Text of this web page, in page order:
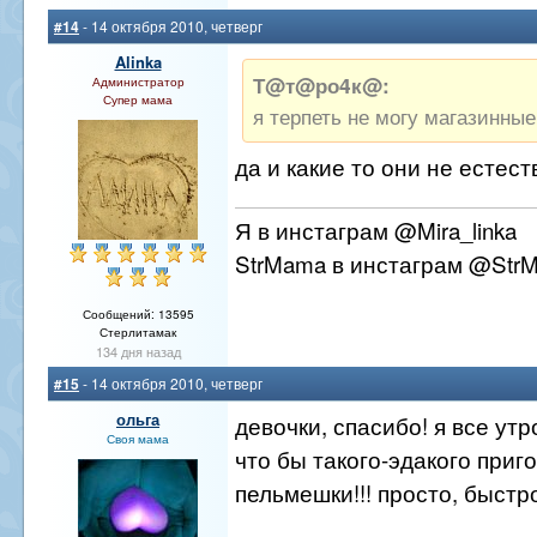
#14- 14 октября 2010, четверг
Alinka
Администратор
Супер мама
Сообщений: 13595
Стерлитамак
134 дня назад
Т@т@ро4к@:
я терпеть не могу
да и какие то они не
Я в инстаграм @Mira_linka
StrMama в инстаграм
#15 - 14 октября 2010, четверг
ольга
Своя мама
девочки, спасибо! я все
что бы такого-эдакого
пельмешки!!! просто,